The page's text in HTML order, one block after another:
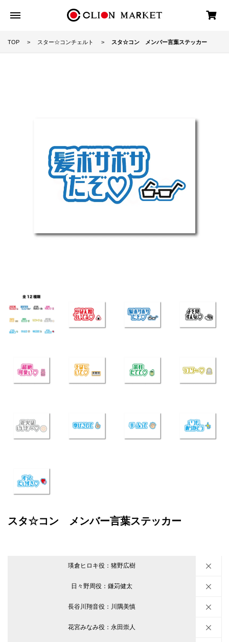
TOP スター☆コンチェルト スタ☆コン メンバー言葉ステッカー
スタ☆コン メンバー言葉ステッカー
瑛倉ヒロキ役：猪野広樹
日々野周役：鎌苅健太
長谷川翔音役：川隅美慎
花宮みなみ役：永田崇人